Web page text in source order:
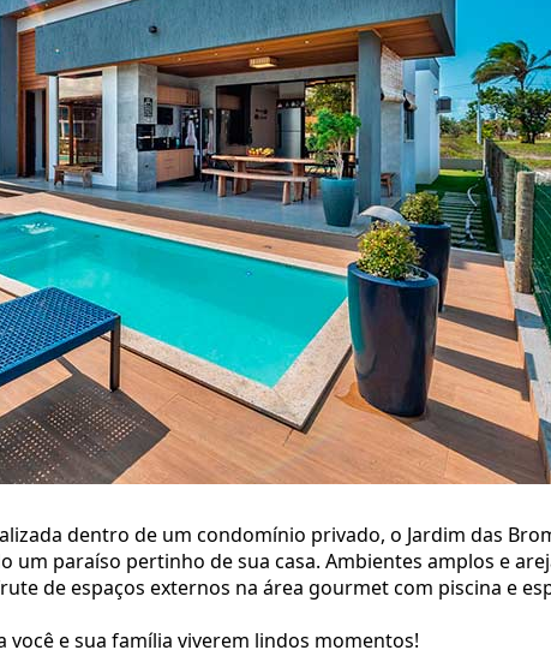
dentro de um condomínio privado, o Jardim das
um paraíso pertinho de sua casa. Ambientes amplos e
de espaços externos na área gourmet com piscina e
e sua família viverem lindos momentos!